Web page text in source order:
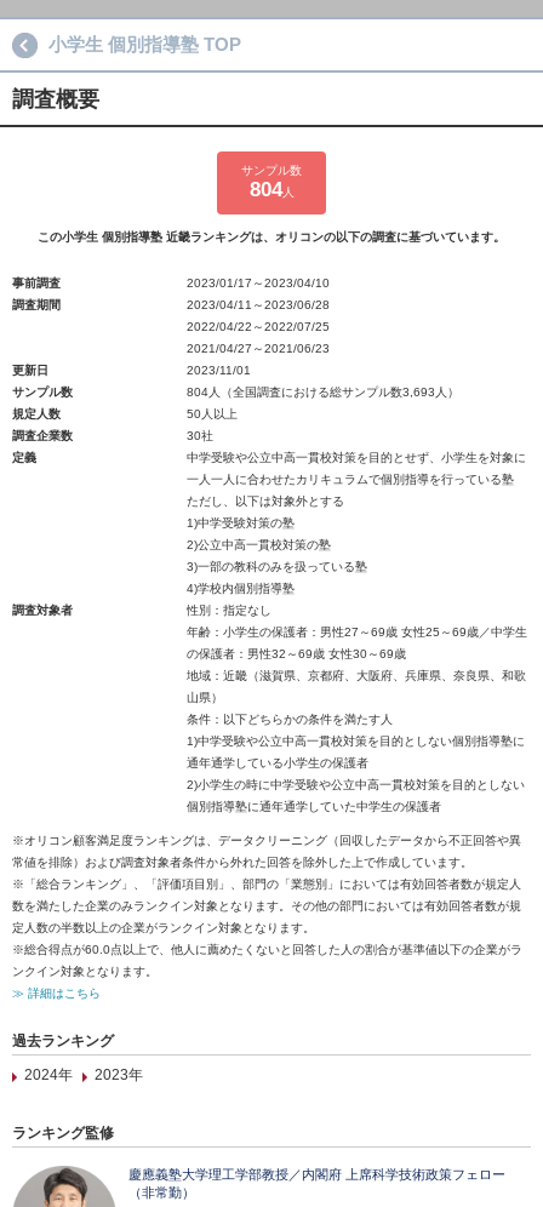
小学生 個別指導塾 TOP
調査概要
サンプル数
804人
この小学生 個別指導塾 近畿ランキングは、オリコンの以下の調査に基づいています。
事前調査
2023/01/17～2023/04/10
調査期間
2023/04/11～2023/06/28
2022/04/22～2022/07/25
2021/04/27～2021/06/23
更新日
2023/11/01
サンプル数
804人（全国調査における総サンプル数3,693人）
規定人数
50人以上
調査企業数
30社
定義
中学受験や公立中高一貫校対策を目的とせず、小学生を対象に
一人一人に合わせたカリキュラムで個別指導を行っている塾
ただし、以下は対象外とする
1)中学受験対策の塾
2)公立中高一貫校対策の塾
3)一部の教科のみを扱っている塾
4)学校内個別指導塾
調査対象者
性別：指定なし
年齢：小学生の保護者：男性27～69歳 女性25～69歳／中学生
の保護者：男性32～69歳 女性30～69歳
地域：近畿（滋賀県、京都府、大阪府、兵庫県、奈良県、和歌
山県）
条件：以下どちらかの条件を満たす人
1)中学受験や公立中高一貫校対策を目的としない個別指導塾に
通年通学している小学生の保護者
2)小学生の時に中学受験や公立中高一貫校対策を目的としない
個別指導塾に通年通学していた中学生の保護者
※オリコン顧客満足度ランキングは、データクリーニング（回収したデータから不正回答や異
常値を排除）および調査対象者条件から外れた回答を除外した上で作成しています。
※「総合ランキング」、「評価項目別」、部門の「業態別」においては有効回答者数が規定人
数を満たした企業のみランクイン対象となります。その他の部門においては有効回答者数が規
定人数の半数以上の企業がランクイン対象となります。
※総合得点が60.0点以上で、他人に薦めたくないと回答した人の割合が基準値以下の企業がラ
ンクイン対象となります。
≫ 詳細はこちら
過去ランキング
2024年
2023年
ランキング監修
慶應義塾大学理工学部教授／内閣府 上席科学技術政策フェロー
（非常勤）